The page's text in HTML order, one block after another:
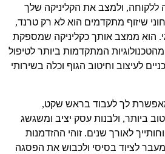
ללקוחה, ולמצב את הקליניקה שלך
שיזוף מתקדמים הוא לא רק טרנד,
. הוא ממצב אותך כקליניקה שמספקת
המתקדמות ביותר לטיפול
לעיצוב וחיטוב הגוף וכלה בשירותי
לך לעבוד בראש שקט,
ביותר, ולבנות עסק יציב ומשגשג
לאורך שנים. זוהי ההזדמנות
לציוד בסיסי ולכבוש את הפסגה